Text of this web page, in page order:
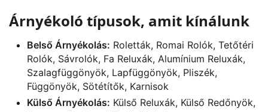
Árnyékoló típusok, amit kínálunk
Belső Árnyékolás: Roletták, Romai Rolók, Tetőtéri
Rolók, Sávrolók, Fa Reluxák, Alumínium Reluxák,
Szalagfüggönyök, Lapfüggönyök, Pliszék,
Függönyök, Sötétítők, Karnisok
Külső Árnyékolás: Külső Reluxák, Külső Redőnyök,